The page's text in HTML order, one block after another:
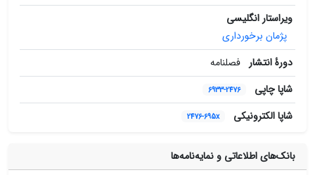
ویراستار انگلیسی
پژمان برخورداری
دورۀ انتشار فصلنامه
شاپا چاپی
6933-2476
شاپا الکترونیکی 2476-695x
بانک‌های اطلاعاتی و نمایه‌نامه‌ها